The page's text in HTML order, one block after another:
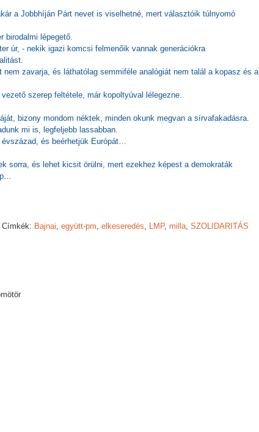
a Jobbhíján Párt nevet is viselhetné, mert választóik túlnyomó
birodalmi lépegető.
úr, - nekik igazi komcsi felmenőik vannak generációkra
zavarja, és láthatólag semmiféle analógiát nem talál a kopasz és a
szerep feltétele, már kopoltyúval lélegezne.
bizony mondom néktek, minden okunk megvan a sírvafakadásra.
mi is, legfeljebb lassabban.
és beérhetjük Európát…
sorra, és lehet kicsit örülni, mert ezekhez képest a demokraták
Címkék: Bajnai együtt-pm elkeseredés LMP, milla, SZOLIDARITÁS